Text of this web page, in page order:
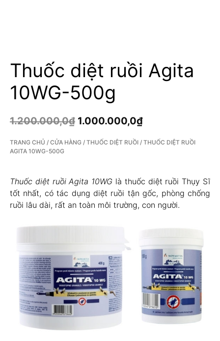
Thuốc diệt ruồi Agita
10WG-500g
1.200.000,0₫ 1.000.000,0₫
TRANG CHỦ / CỬA HÀNG / THUỐC DIỆT RUỒI / THUỐC DIỆT RUỒI
AGITA 10WG-500G
Thuốc diệt ruồi Agita 10WG là thuốc diệt ruồi Thụy Sĩ
tốt nhất, có tác dụng diệt ruồi tận gốc, phòng chống
ruồi lâu dài, rất an toàn môi trường, con người.